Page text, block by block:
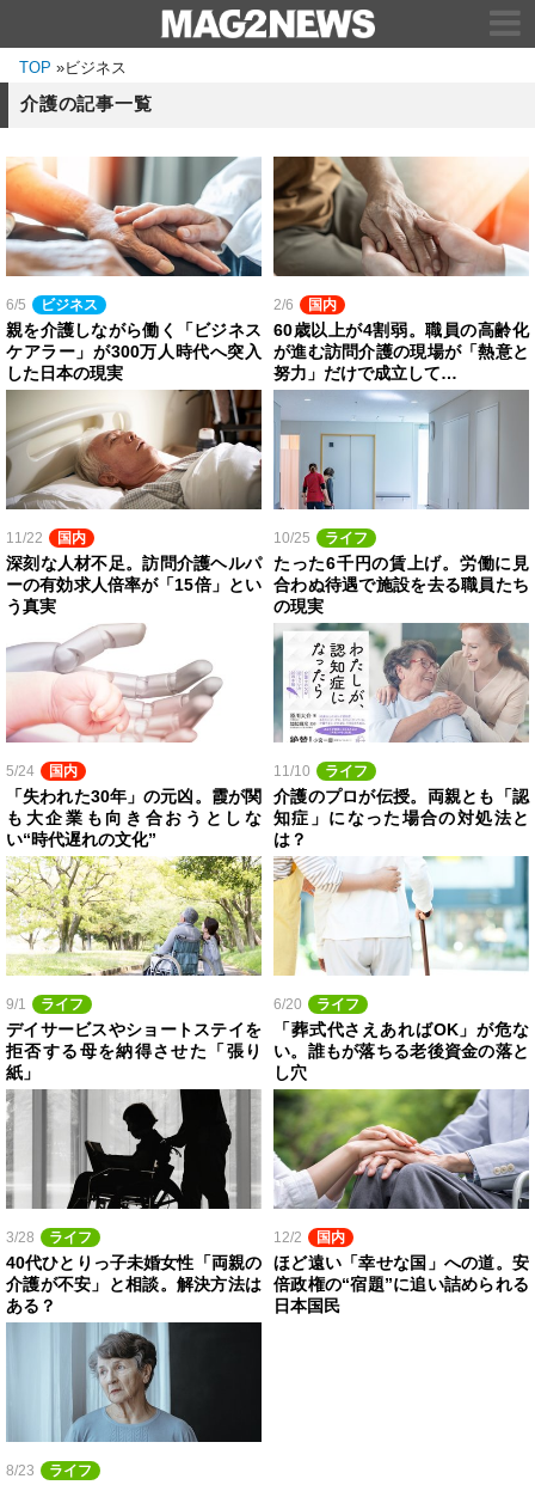
TOP »ビジネス
介護の記事一覧
6/5 ビジネス
親を介護しながら働く「ビジネス
ケアラー」が300万人時代へ突入
した日本の現実
2/6 国内
60歳以上が4割弱。職員の高齢化
が進む訪問介護の現場が「熱意と
努力」だけで成立して…
11/22 国内
深刻な人材不足。訪問介護ヘルパ
ーの有効求人倍率が「15倍」とい
う真実
10/25 ライフ
たった6千円の賃上げ。労働に見
合わぬ待遇で施設を去る職員たち
の現実
5/24 国内
「失われた30年」の元凶。霞が関
も大企業も向き合おうとしな
い“時代遅れの文化”
11/10 ライフ
介護のプロが伝授。両親とも「認
知症」になった場合の対処法と
は？
9/1 ライフ
デイサービスやショートステイを
拒否する母を納得させた「張り
紙」
6/20 ライフ
「葬式代さえあればOK」が危な
い。誰もが落ちる老後資金の落と
し穴
3/28 ライフ
40代ひとりっ子未婚女性「両親の
介護が不安」と相談。解決方法は
ある？
12/2 国内
ほど遠い「幸せな国」への道。安
倍政権の“宿題”に追い詰められる
日本国民
8/23 ライフ